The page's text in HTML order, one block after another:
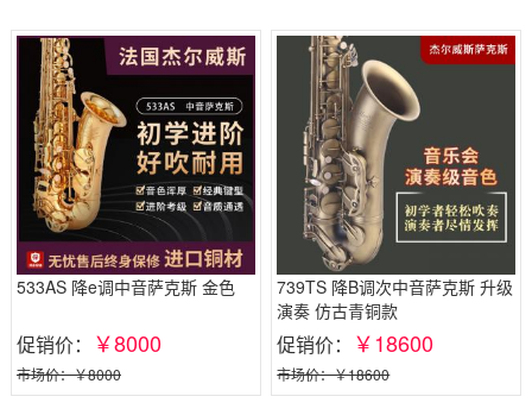
533AS 降e调中音萨克斯 金色
促销价： ￥8000
市场价：￥8000
739TS 降B调次中音萨克斯 升级
演奏 仿古青铜款
促销价： ￥18600
市场价：￥18600